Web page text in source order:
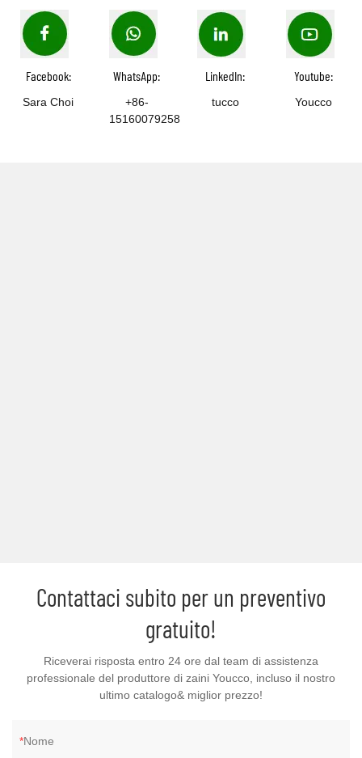
Facebook:
Sara Choi
WhatsApp:
+86-
15160079258
LinkedIn:
tucco
Youtube:
Youcco
Contattaci subito per un preventivo
gratuito!
Riceverai risposta entro 24 ore dal team di assistenza
professionale del produttore di zaini Youcco, incluso il nostro
ultimo catalogo& miglior prezzo!
Nome